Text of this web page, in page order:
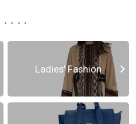
Ladies’ Fashion